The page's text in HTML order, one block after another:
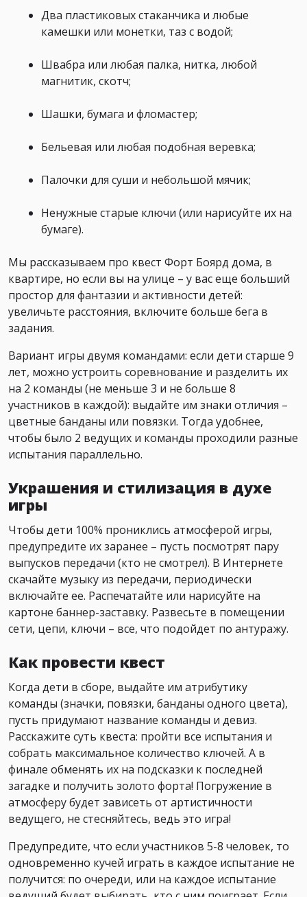
Два пластиковых стаканчика и любые
камешки или монетки, таз с водой;
Швабра или любая палка, нитка, любой
магнитик, скотч;
Шашки, бумага и фломастер;
Бельевая или любая подобная веревка;
Палочки для суши и небольшой мячик;
Ненужные старые ключи (или нарисуйте их на
бумаге).
Мы рассказываем про квест Форт Боярд дома, в
квартире, но если вы на улице – у вас еще больший
простор для фантазии и активности детей:
увеличьте расстояния, включите больше бега в
задания.
Вариант игры двумя командами: если дети старше 9
лет, можно устроить соревнование и разделить их
на 2 команды (не меньше 3 и не больше 8
участников в каждой): выдайте им знаки отличия –
цветные банданы или повязки. Тогда удобнее,
чтобы было 2 ведущих и команды проходили разные
испытания параллельно.
Украшения и стилизация в духе
игры
Чтобы дети 100% прониклись атмосферой игры,
предупредите их заранее – пусть посмотрят пару
выпусков передачи (кто не смотрел). В Интернете
скачайте музыку из передачи, периодически
включайте ее. Распечатайте или нарисуйте на
картоне баннер-заставку. Развесьте в помещении
сети, цепи, ключи – все, что подойдет по антуражу.
Как провести квест
Когда дети в сборе, выдайте им атрибутику
команды (значки, повязки, банданы одного цвета),
пусть придумают название команды и девиз.
Расскажите суть квеста: пройти все испытания и
собрать максимальное количество ключей. А в
финале обменять их на подсказки к последней
загадке и получить золото форта! Погружение в
атмосферу будет зависеть от артистичности
ведущего, не стесняйтесь, ведь это игра!
Предупредите, что если участников 5-8 человек, то
одновременно кучей играть в каждое испытание не
получится: по очереди, или на каждое испытание